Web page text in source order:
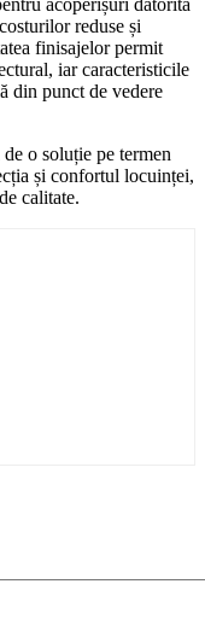
acoperișuri datorită
reduse și
finisajelor permit
iar caracteristicile
din punct de vedere
o soluție pe termen
și confortul locuinței,
calitate.